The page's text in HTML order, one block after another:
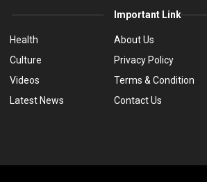
Health
Culture
Videos
Latest News
Important Link
About Us
Privacy Policy
Terms & Condition
Contact Us